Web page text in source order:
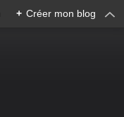
+ Créer mon blog